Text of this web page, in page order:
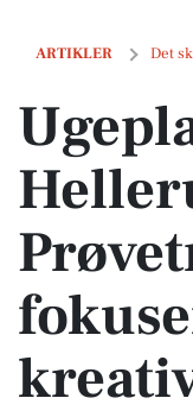
ARTIKLER Det
Ugeplan for